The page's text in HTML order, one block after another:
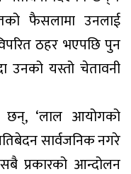
फैसलामा उनलाई
ठहर भएपछि पुन
उनको यस्तो चेतावनी
‘लाल आयोगको
सार्वजनिक नगरे
प्रकारको आन्दोलन